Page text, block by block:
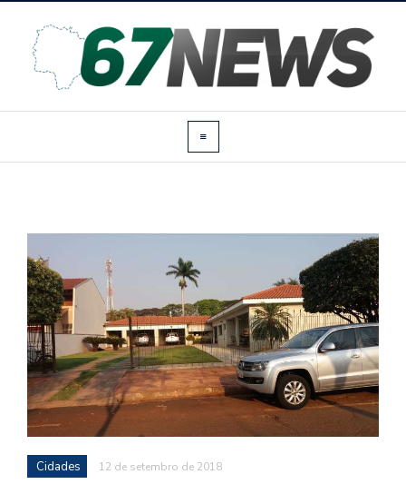
Cidades 12 de setembro de 2018